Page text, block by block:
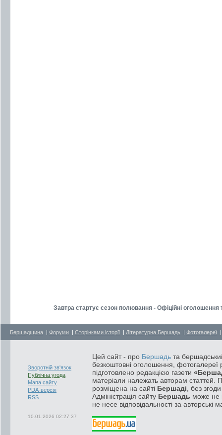
Завтра стартує сезон полювання - Офіційні
Бершадщина | Форуми | Сторінками історії | Літературна Бершадь | Фотогалереї
Зворотній зв'язок
Публічна угода
Мапа сайту
PDA-версія
RSS
10.01.2026 02:27:37
Цей сайт - про Бершадь та
безкоштовні оголошення, фотогалереї
підготовлено редакцією газети
матеріали належать авторам статтей.
розміщена на сайті Бершаді , без
Адміністрація сайту Бершадь може не
не несе відповідальності за авторські